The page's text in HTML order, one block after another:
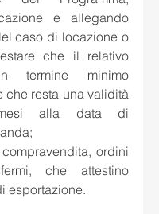
e allegando
caso di locazione o
che il relativo
termine minimo
resta una validità
alla data di
ordini
che attestino
esportazione.